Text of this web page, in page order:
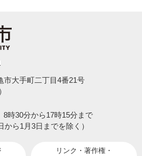
大手町二丁目4番21号
時30分から17時15分まで
から1月3日までを除く）
リンク・著作権・